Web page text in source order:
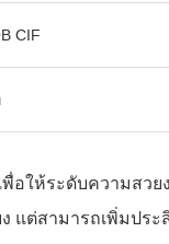
CIF
พื่อให้ระดับความส
แต่สามารถเพิ่มป